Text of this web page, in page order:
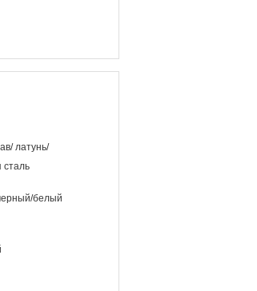
латунь/
белый